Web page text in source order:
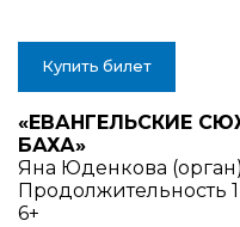
Купить билет
«ЕВАНГЕЛЬСКИЕ
БАХА»
Яна Юденкова (орган)
Продолжительность
6+